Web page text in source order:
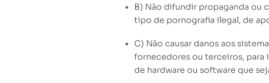
B) Não difundir propaganda ou
tipo de pornografia ilegal, de
C) Não causar danos aos
fornecedores ou terceiros, para
de hardware ou software que